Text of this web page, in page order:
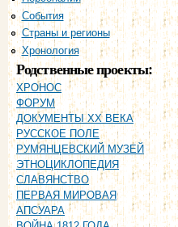
События
Страны и регионы
Хронология
Родственные проекты:
ХРОНОС
ФОРУМ
ДОКУМЕНТЫ XX ВЕКА
РУССКОЕ ПОЛЕ
РУМЯНЦЕВСКИЙ МУЗЕЙ
ЭТНОЦИКЛОПЕДИЯ
СЛАВЯНСТВО
ПЕРВАЯ МИРОВАЯ
АПСУАРА